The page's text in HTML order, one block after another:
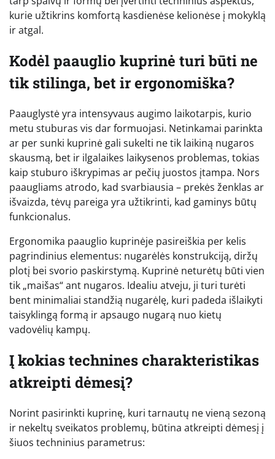
kurie užtikrins komfortą kasdienėse kelionėse į mokyklą
ir atgal.
Kodėl paauglio kuprinė turi būti ne
tik stilinga, bet ir ergonomiška?
Paauglystė yra intensyvaus augimo laikotarpis, kurio
metu stuburas vis dar formuojasi. Netinkamai parinkta
ar per sunki kuprinė gali sukelti ne tik laikiną nugaros
skausmą, bet ir ilgalaikes laikysenos problemas, tokias
kaip stuburo iškrypimas ar pečių juostos įtampa. Nors
paaugliams atrodo, kad svarbiausia – prekės ženklas ar
išvaizda, tėvų pareiga yra užtikrinti, kad gaminys būtų
funkcionalus.
Ergonomika paauglio kuprinėje pasireiškia per kelis
pagrindinius elementus: nugarėlės konstrukciją, diržų
plotį bei svorio paskirstymą. Kuprinė neturėtų būti vien
tik „maišas“ ant nugaros. Idealiu atveju, ji turi turėti
bent minimaliai standžią nugarėlę, kuri padeda išlaikyti
taisyklingą formą ir apsaugo nugarą nuo kietų
vadovėlių kampų.
Į kokias technines charakteristikas
atkreipti dėmesį?
Norint pasirinkti kuprinę, kuri tarnautų ne vieną sezoną
ir nekeltų sveikatos problemų, būtina atkreipti dėmesį į
šiuos techninius parametrus: